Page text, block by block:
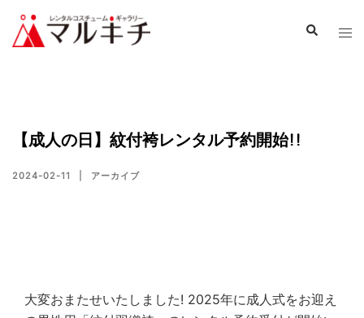
【成人の日】紋付袴レンタル予約開始!!
2024-02-11 アーカイブ
大変おまたせいたしました! 2025年に成人式をお迎え